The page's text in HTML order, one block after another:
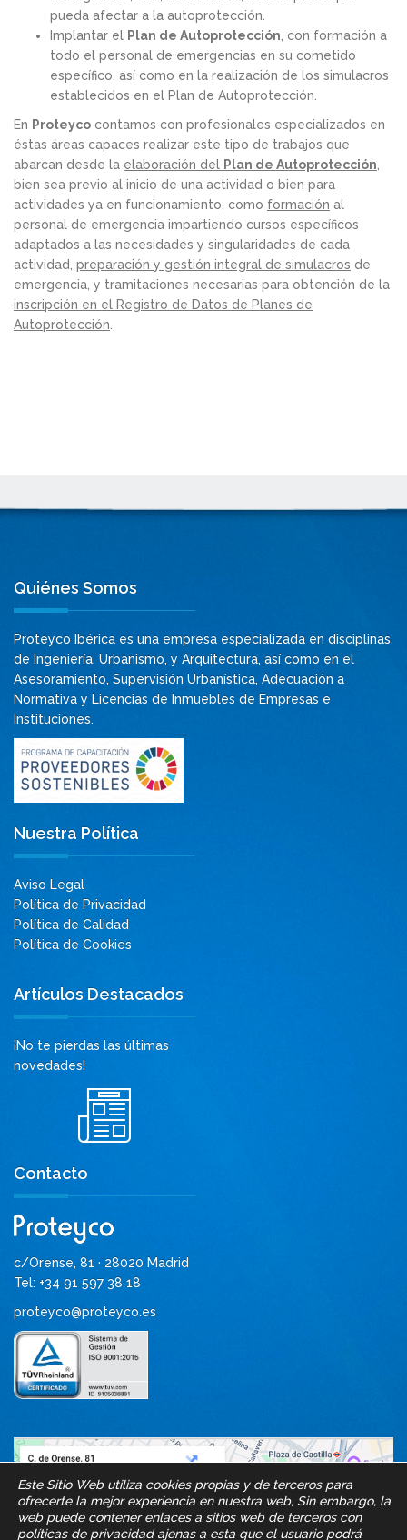
pueda afectar a la autoprotección.
Implantar el Plan de Autoprotección , con formación a
todo el personal de emergencias en su cometido
específico, así como en la realización de los simulacros
establecidos en el Plan de Autoprotección.
En Proteyco contamos con profesionales especializados en
éstas áreas capaces realizar este tipo de trabajos que
abarcan desde la elaboración del Plan de Autoprotección
bien sea previo al inicio de una actividad o bien para
actividades ya en funcionamiento, como formación al
personal de emergencia impartiendo cursos específicos
adaptados a las necesidades y singularidades de cada
actividad, preparación y gestión integral de simulacros de
emergencia, y tramitaciones necesarias para obtención de la
inscripción en el Registro de Datos de Planes de
Autoprotección
Quiénes Somos
Proteyco Ibérica es una empresa especializada en disciplinas
de Ingeniería, Urbanismo, y Arquitectura, así como en el
Asesoramiento, Supervisión Urbanística, Adecuación a
Normativa y Licencias de Inmuebles de Empresas e
Instituciones.
Nuestra Política
Aviso Legal
Política de Privacidad
Política de Calidad
Política de Cookies
Artículos Destacados
¡No te pierdas las últimas
novedades!
Contacto
c/Orense, 81 · 28020 Madrid
Tel: +34 91 597 38 18
proteyco@proteyco.es
Este Sitio Web utiliza cookies propias y de terceros para
ofrecerte la mejor experiencia en nuestra web, Sin embargo, la
web puede contener enlaces a sitios web de terceros con
políticas de privacidad ajenas a esta que el usuario podrá